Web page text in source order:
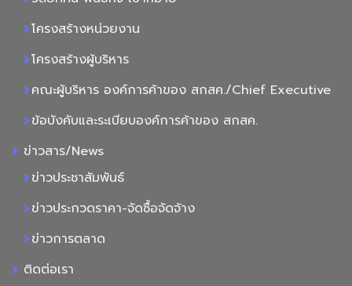
โครงสร้างหน่วยงาน
โครงสร้างผู้บริหาร
คณะผู้บริหาร องค์การค้าของ สกสค./Chief Executive
ข้อบังคับและระเบียบองค์การค้าของ สกสค.
ข่าวสาร/News
ข่าวประชาสัมพันธ์
ข่าวประกวดราคา-จัดซื้อจัดจ้าง
ข่าวการตลาด
ติดต่อเรา